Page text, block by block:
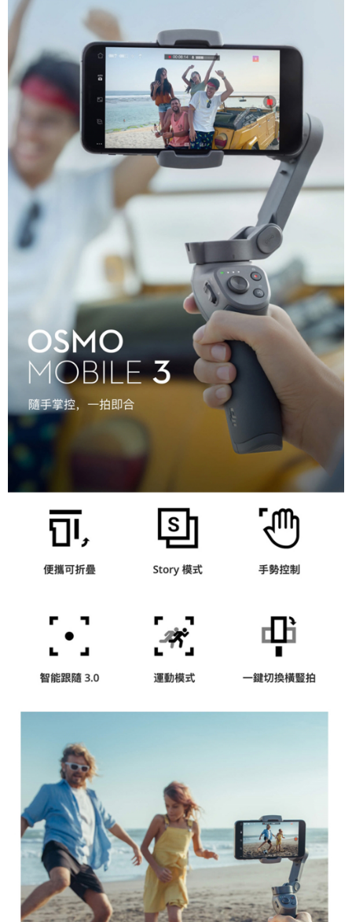
【關於「AFTEE先享後付」】
AFTEE先享後付是「在收到商品之後才付款」的支付方式。 讓您購物簡單
便利好安心！
１．簡單：不需註冊會員、不需綁卡、不需儲值。
２．便利：只要手機號碼，簡訊認證，即可結帳。
３．安心：先確認商品／服務後，再付款。
【「AFTEE先享後付」結帳流程】
１．於結帳方式選擇「AFTEE先享後付」後，將跳轉至「AFTEE先享後付」
結帳頁面，進行簡訊認證並確認金額後，即可完成結帳。
２．訂單成立數日內，您將收到繳費通知簡訊。
３．收到繳費通知簡訊後14天內，點擊此簡訊中的連結，可透過四大超商／
ATM／網路銀行／等多元方式進行付款，方視為交易完成。
※ 請注意：結帳手續完成當下不需立刻繳費，但若您需要取消訂單，請聯絡
購買商品的店家。未經商家同意取消之訂單仍視為有效，需透過AFTEE先享
後付繳納相關費用。
※ 交易是否成功請以「AFTEE先享後付 」之結帳頁面顯示為準，若有關於
是否繳費成功／繳費後需取消欲退款等相關疑問，請聯繫「AFTEE先享後付
https://netprotections.freshdesk.com/support/home
１．透過由恩沛科技股份有限公司提供之「AFTEE先享後付」服務完成之交
易，需依本服務之必要範圍內提供個人資料，並將交易相關給付款項請求債
權轉讓予恩沛科技股份有限公司。
２．關於個人資料處理事宜，請瀏覽以下網址：
https://aftee.tw/terms/#terms3
３．未成年的使用者請事先徵得法定代理人或監護人之同意方可使用
「AFTEE先享後付」，若未經同意申辦者引起之損失，本公司不負相關責
任。
４．使用「AFTEE先享後付」時，將依據個別帳號之用戶狀況，依本公司即
時審查核予不同之上限額度；若仍有額度不足之情形，本公司將視審查結果
請求用戶進行身份認證。
５．嚴禁一人註冊多個帳號或使用他人資訊註冊。若發現惡意使用之情形，
恩沛科技股份有限公司將有權停止該用戶之使用額度並採取法律行動。
ATM付款
運送方式
宅配
每筆NT$75，滿NT$399(含以上)免運費
付款後門市自取